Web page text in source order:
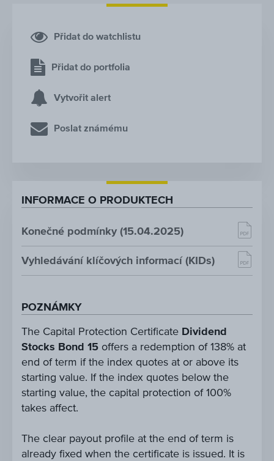
Přidat do watchlistu
Přidat do portfolia
Vytvořit alert
Poslat známému
INFORMACE O PRODUKTECH
Konečné podmínky (15.04.2025)
Vyhledávání klíčových informací (KIDs)
POZNÁMKY
The Capital Protection Certificate Dividend
Stocks Bond 15 offers a redemption of 138% at
end of term if the index quotes at or above its
starting value. If the index quotes below the
starting value, the capital protection of 100%
takes affect.
The clear payout profile at the end of term is
already fixed when the certificate is issued. It is